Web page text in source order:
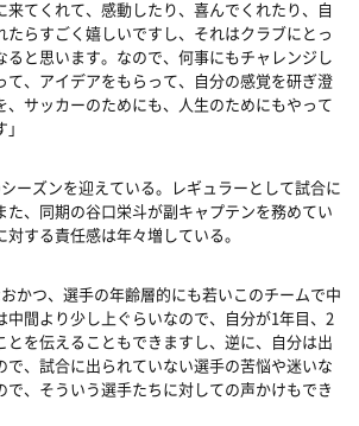
来てくれて、感動したり、喜んでくれたり、自
らすごく嬉しいですし、それはクラブにとっ
ると思います。なので、何事にもチャレンジし
て、アイデアをもらって、自分の感覚を研ぎ澄
、サッカーのためにも、人生のためにもやって
ーズンを迎えている。レギュラーとして試合に
た、同期の谷口栄斗が副キャプテンを務めてい
する責任感は年々増している。
おかつ、選手の年齢層的にも若いこのチームで中
中間より少し上ぐらいなので、自分が1年目、2
とを伝えることもできますし、逆に、自分は出
で、試合に出られていない選手の苦悩や迷いな
で、そういう選手たちに対しての声かけもでき